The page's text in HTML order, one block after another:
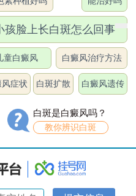
孩脸上长白斑怎么回事
童白癜风 白癜风治疗方法
风症状 白斑扩散 白癜风遗传
白斑是白癜风吗？
教你辨识白斑